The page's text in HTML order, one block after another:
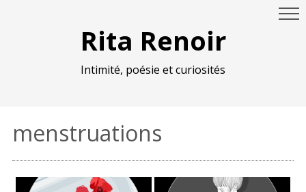
Rita Renoir
Intimité, poésie et curiosités
menstruations